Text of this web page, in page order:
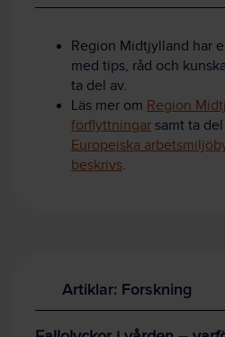
Region Midtjylland har
med tips, råd och
ta del av.
Läs mer om Region
förflyttningar samt ta
Europeiska
beskrivs.
Artiklar: Forskning